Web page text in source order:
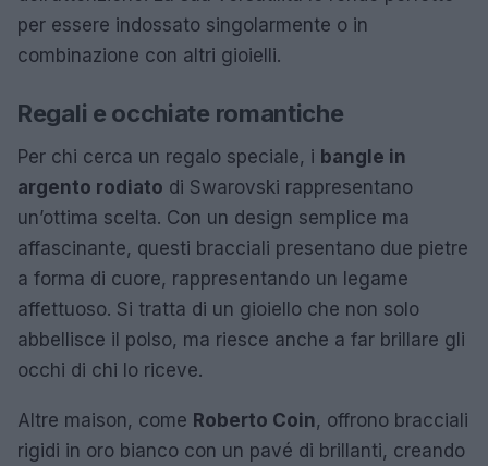
per essere indossato singolarmente o in
combinazione con altri gioielli.
Regali e occhiate romantiche
Per chi cerca un regalo speciale, i bangle in
argento rodiato di Swarovski rappresentano
un’ottima scelta. Con un design semplice ma
affascinante, questi bracciali presentano due pietre
a forma di cuore, rappresentando un legame
affettuoso. Si tratta di un gioiello che non solo
abbellisce il polso, ma riesce anche a far brillare gli
occhi di chi lo riceve.
Altre maison, come Roberto Coin, offrono bracciali
rigidi in oro bianco con un pavé di brillanti, creando